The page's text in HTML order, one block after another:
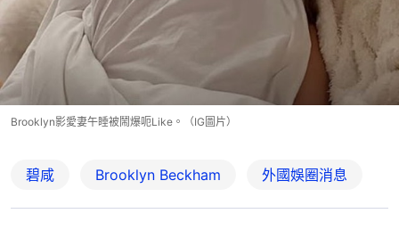
Brooklyn影愛妻午睡被鬧爆呃Like。（IG圖片）
碧咸 Brooklyn Beckham 外國娛圈消息